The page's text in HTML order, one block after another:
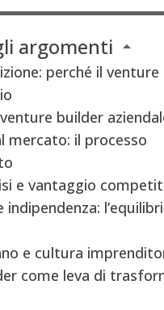
argomenti
perché il
venture builder
mercato: il processo
e vantaggio
indipendenza:
e cultura
come leva di